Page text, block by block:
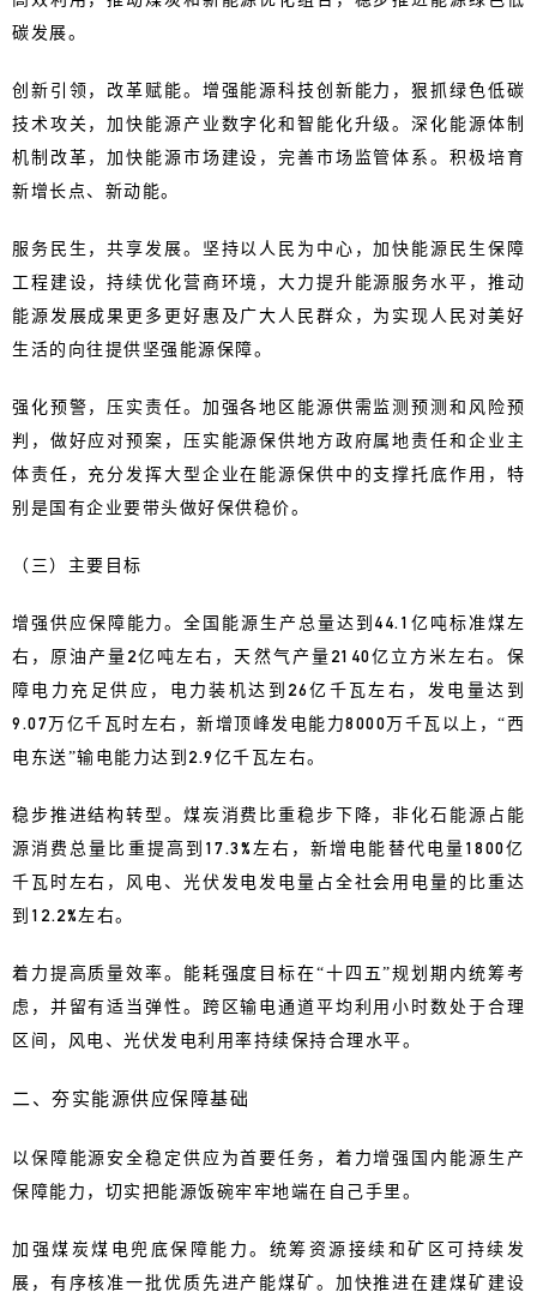
碳发展。
创新引领，改革赋能。增强能源科技创新能力，狠抓绿色低碳
技术攻关，加快能源产业数字化和智能化升级。深化能源体制
机制改革，加快能源市场建设，完善市场监管体系。积极培育
新增长点、新动能。
服务民生，共享发展。坚持以人民为中心，加快能源民生保障
工程建设，持续优化营商环境，大力提升能源服务水平，推动
能源发展成果更多更好惠及广大人民群众，为实现人民对美好
生活的向往提供坚强能源保障。
强化预警，压实责任。加强各地区能源供需监测预测和风险预
判，做好应对预案，压实能源保供地方政府属地责任和企业主
体责任，充分发挥大型企业在能源保供中的支撑托底作用，特
别是国有企业要带头做好保供稳价。
（三）主要目标
增强供应保障能力。全国能源生产总量达到44.1亿吨标准煤左
右，原油产量2亿吨左右，天然气产量2140亿立方米左右。保
障电力充足供应，电力装机达到26亿千瓦左右，发电量达到
9.07万亿千瓦时左右，新增顶峰发电能力8000万千瓦以上，“西
电东送”输电能力达到2.9亿千瓦左右。
稳步推进结构转型。煤炭消费比重稳步下降，非化石能源占能
源消费总量比重提高到17.3%左右，新增电能替代电量1800亿
千瓦时左右，风电、光伏发电发电量占全社会用电量的比重达
到12.2%左右。
着力提高质量效率。能耗强度目标在“十四五”规划期内统筹考
虑，并留有适当弹性。跨区输电通道平均利用小时数处于合理
区间，风电、光伏发电利用率持续保持合理水平。
二、夯实能源供应保障基础
以保障能源安全稳定供应为首要任务，着力增强国内能源生产
保障能力，切实把能源饭碗牢牢地端在自己手里。
加强煤炭煤电兜底保障能力。统筹资源接续和矿区可持续发
展，有序核准一批优质先进产能煤矿。加快推进在建煤矿建设